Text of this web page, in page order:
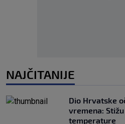
NAJČITANIJE
Dio Hrvatske
vremena:
temperature